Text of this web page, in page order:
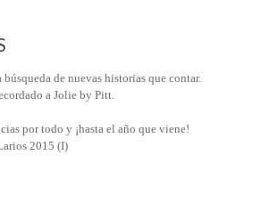
de nuevas historias que contar.
a Jolie by Pitt.
por todo y ¡hasta el año que viene!
2015 (I)